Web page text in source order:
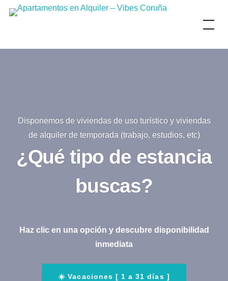
Skip
Disponemos de viviendas de uso turístico y viviendas
de alquiler de temporada (trabajo, estudios, etc)
¿Qué tipo de estancia
buscas?
Haz clic en una opción y descubre disponibilidad
inmediata
☀️ Vacaciones [ 1 a 31 días ]